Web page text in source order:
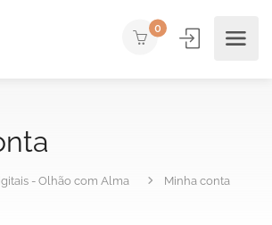
0
- Olhão com Alma Minha conta